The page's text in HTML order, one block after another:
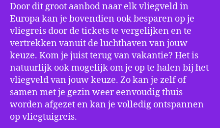
Door dit groot aanbod naar elk vliegveld in
Europa kan je bovendien ook besparen op je
vliegreis door de tickets te vergelijken en te
vertrekken vanuit de luchthaven van jouw
keuze. Kom je juist terug van vakantie? Het is
natuurlijk ook mogelijk om je op te halen bij het
vliegveld van jouw keuze. Zo kan je zelf of
samen met je gezin weer eenvoudig thuis
worden afgezet en kan je volledig ontspannen
op vliegtuigreis.